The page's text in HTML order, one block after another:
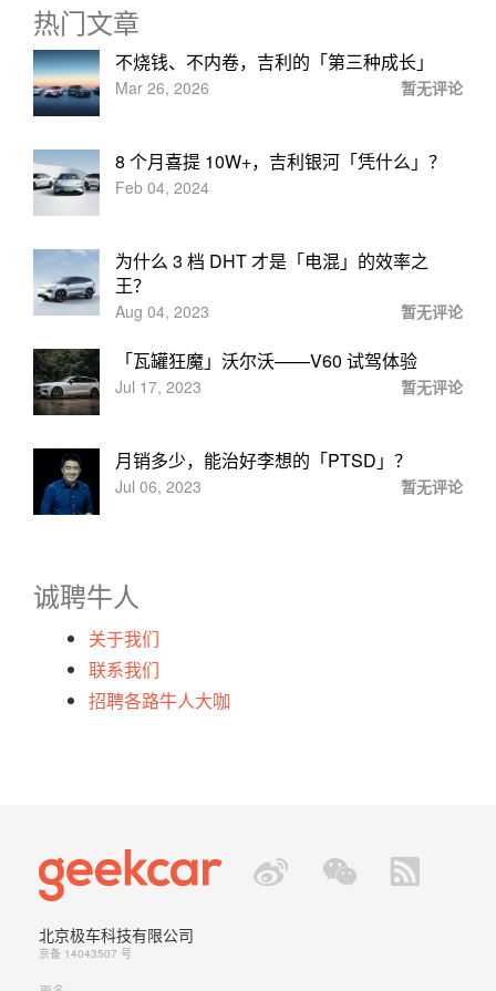
热门文章
不烧钱、不内卷，吉利的「第三种成长」
Mar 26, 2026 暂无评论
8 个月喜提 10W+，吉利银河「凭什么」？
Feb 04, 2024
为什么 3 档 DHT 才是「电混」的效率之
王？
Aug 04, 2023 暂无评论
「瓦罐狂魔」沃尔沃——V60 试驾体验
Jul 17, 2023 暂无评论
月销多少，能治好李想的「PTSD」？
Jul 06, 2023 暂无评论
诚聘牛人
关于我们
联系我们
招聘各路牛人大咖
北京极车科技有限公司
京备 14043507 号